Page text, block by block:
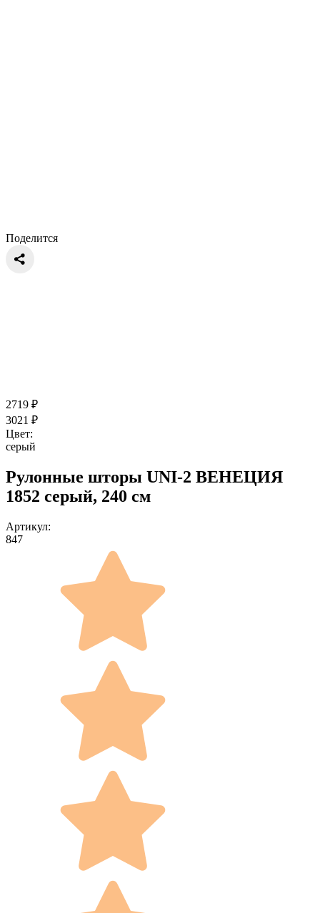
Поделится
2719 ₽
3021 ₽
Цвет:
серый
Рулонные шторы UNI-2 ВЕНЕЦИЯ
1852 серый, 240 см
Артикул:
847